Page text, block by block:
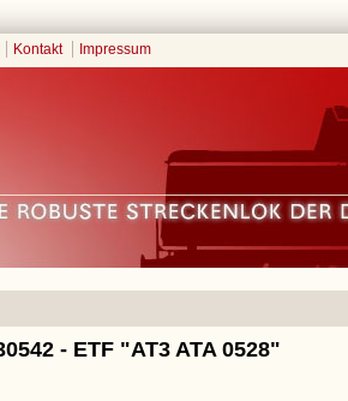
Kontakt Impressum
- ETF "AT3 ATA 0528"